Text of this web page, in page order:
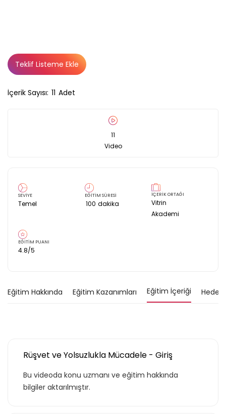
İçerik Sayısı: 11 Adet
11
Video
SEVİYE
Temel
EĞİTİM SÜRESİ
100 dakika
İÇERİK ORTAĞI
Vitrin
Akademi
EĞİTİM PUANI
4.8/5
Teklif Listeme Ekle
Eğitim Hakkında Eğitim Kazanımları Eğitim İçeriği Hedef
Rüşvet ve Yolsuzlukla Mücadele - Giriş
Bu videoda konu uzmanı ve eğitim hakkında
bilgiler aktarılmıştır.